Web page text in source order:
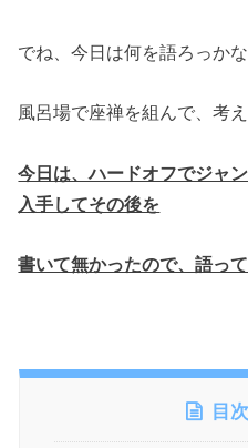
でね、今日は何を語ろっかな
風呂場で座禅を組んで、考
今日は、ハードオフでジャ
入手してその後を
書いて無かったので、語って
目次